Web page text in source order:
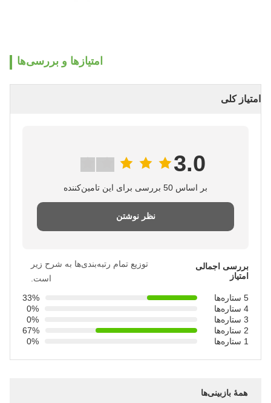
امتیازها و بررسی‌ها
امتیاز کلی
3.0
بر اساس 50 بررسی برای این تامین‌کننده
نظر نوشتن
بررسی اجمالی
امتیاز
توزیع تمام رتبه‌بندی‌ها به شرح زیر
است.
5 ستاره‌ها
33%
4 ستاره‌ها
0%
3 ستاره‌ها
0%
2 ستاره‌ها
67%
1 ستاره‌ها
0%
همهٔ بازبینی‌ها